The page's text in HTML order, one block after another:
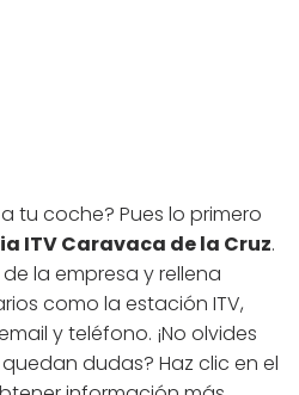
tu coche? Pues lo primero
ITV Caravaca de la Cruz.
la empresa y rellena
como la estación ITV,
y teléfono. ¡No olvides
dudas? Haz clic en el